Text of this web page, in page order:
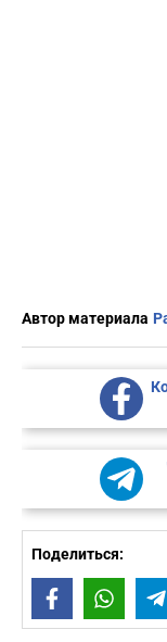
Автор материала
Поделиться:
Facebook